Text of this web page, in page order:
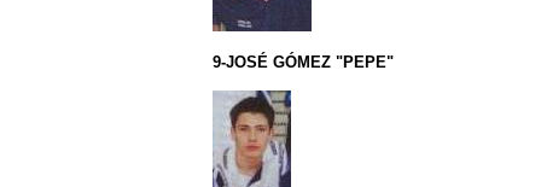
9-JOSÉ GÓMEZ "PEPE"